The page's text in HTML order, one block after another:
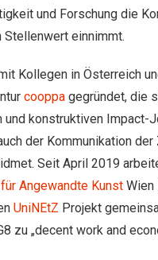
und Forschung die
Stellenwert einnimmt.
Kollegen in Österreich
cooppa gegründet, die
konstruktiven Impact-
der Kommunikation der
Seit April 2019
Angewandte Kunst Wien
UniNEtZ Projekt
zu „decent work and